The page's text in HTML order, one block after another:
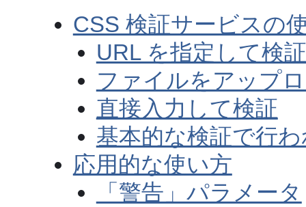
CSS 検証サービスの
URL を指定して検証
ファイルをアップ
直接入力して検証
基本的な検証で行
応用的な使い方
「警告」パラメータ